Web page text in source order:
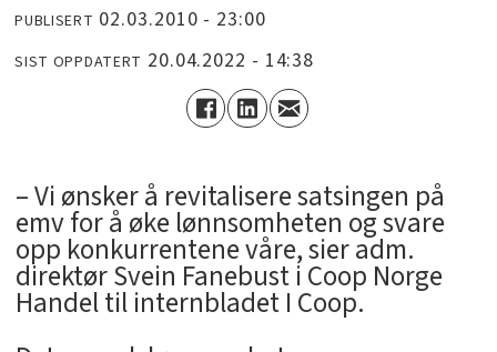
PUBLISERT 02.03.2010 - 23:00
SIST OPPDATERT 20.04.2022 - 14:38
– Vi ønsker å revitalisere satsingen på
emv for å øke lønnsomheten og svare
opp konkurrentene våre, sier adm.
direktør Svein Fanebust i Coop Norge
Handel til internbladet I Coop.